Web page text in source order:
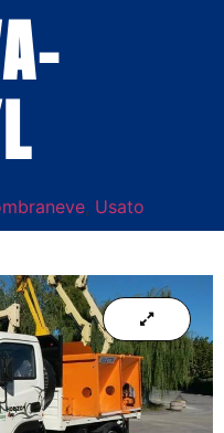
, Usato